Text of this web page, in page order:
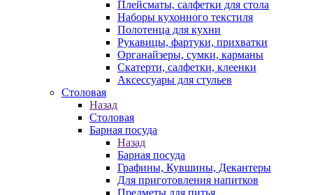
Плейсматы, салфетки для стола
Наборы кухонного текстиля
Полотенца для кухни
Рукавицы, фартуки, прихватки
Органайзеры, сумки, карманы
Скатерти, салфетки, клеенки
Аксессуары для стульев
Столовая
Назад
Столовая
Барная посуда
Назад
Барная посуда
Графины, Кувшины, Декантеры
Для приготовления напитков
Предметы для питья